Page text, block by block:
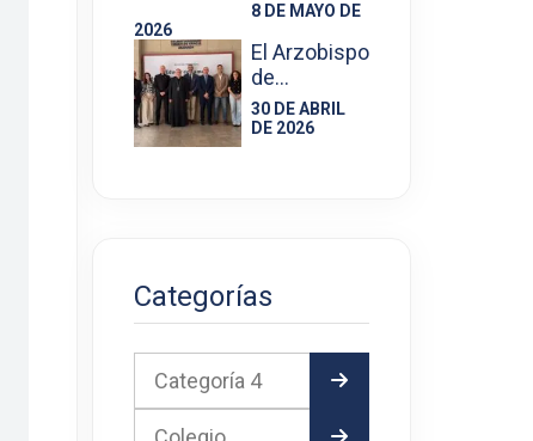
8 DE MAYO DE
2026
El Arzobispo
de…
30 DE ABRIL
DE 2026
Categorías
Categoría 4